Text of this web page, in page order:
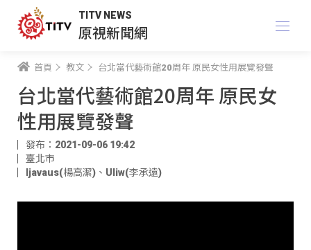
TITV NEWS
原視新聞網
首頁 教文 台北當代藝術館20周年 原民女性用展覽發聲
台北當代藝術館20周年 原民女
性用展覽發聲
發布：2021-09-06 19:42
臺北市
ljavaus(楊高潔) 、 Uliw(李承遠)